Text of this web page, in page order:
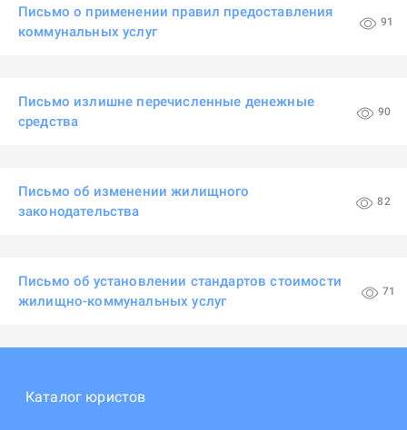
Письмо о применении правил предоставления
коммунальных услуг
91
Письмо излишне перечисленные денежные
средства
90
Письмо об изменении жилищного
законодательства
82
Письмо об установлении стандартов стоимости
жилищно-коммунальных услуг
71
Каталог юристов